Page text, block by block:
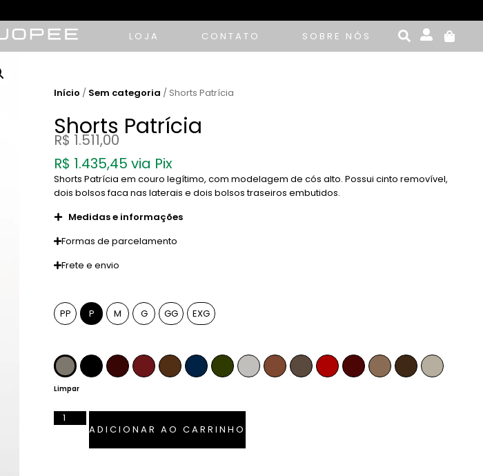
LOJA CONTATO SOBRE NÓS
Início / Sem categoria / Shorts Patrícia
Shorts Patrícia
R$ 1.511,00
R$ 1.435,45 via Pix
Shorts Patrícia em couro legítimo, com modelagem de cós alto. Possui cinto removível,
dois bolsos faca nas laterais e dois bolsos traseiros embutidos.
Medidas e informações
Formas de parcelamento
Frete e envio
PP
P M G GG EXG
Fendi Preto Pinhão MarsalaWhiskeyAzul MarinhoVerde Musgo
Off-WhiteCaramelo
Anelina Vermelho Ferrari
Bordô Camel Tabaco Pérola
Limpar
ADICIONAR AO CARRINHO